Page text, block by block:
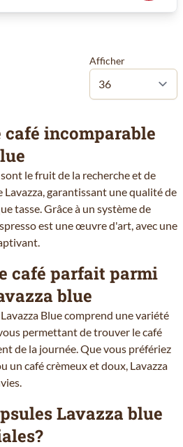
Afficher
café incomparable
le fruit de la recherche et de
Lavazza, garantissant une qualité de
tasse. Grâce à un système de
est une œuvre d'art, avec une
café parfait parmi
blue
Blue comprend une variété
permettant de trouver le café
de la journée. Que vous préfériez
un café crèmeux et doux, Lavazza
Lavazza blue